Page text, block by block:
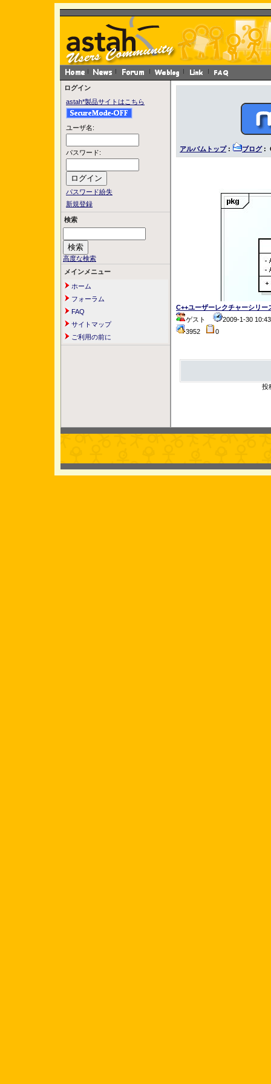
ログイン
astah*製品サイトはこちら
ユーザ名:
パスワード:
パスワード紛失
新規登録
検索
高度な検索
メインメニュー
ホーム
フォーラム
FAQ
サイトマップ
ご利用の前に
アルバムトップ: ブログ:
C++ユーザーレクチャーシリー
ゲスト
2009-1-30
3952
0
投